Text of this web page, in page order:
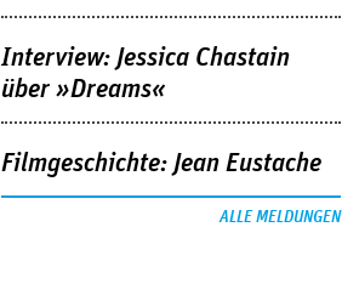
Interview: Jessica Chastain
über »Dreams«
Filmgeschichte: Jean Eustache
ALLE MELDUNGEN